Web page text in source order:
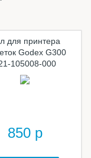
для принтера
Godex G300
105008-000
850 р